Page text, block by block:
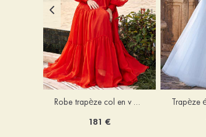
Robe trapèze col en v mousseline ras du sol robe de bal
181 €